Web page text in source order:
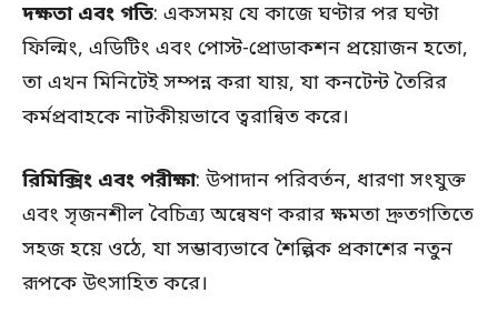
দক্ষতা এবং গতি: একসময় যে কাজে ঘণ্টার পর ঘণ্টা
ফিল্মিং, এডিটিং এবং পোস্ট-প্রোডাকশন প্রয়োজন হতো,
তা এখন মিনিটেই সম্পন্ন করা যায়, যা কনটেন্ট তৈরির
কর্মপ্রবাহকে নাটকীয়ভাবে ত্বরান্বিত করে।
রিমিক্সিং এবং পরীক্ষা: উপাদান পরিবর্তন, ধারণা সংযুক্ত
এবং সৃজনশীল বৈচিত্র্য অন্বেষণ করার ক্ষমতা দ্রুতগতিতে
সহজ হয়ে ওঠে, যা সম্ভাব্যভাবে শৈল্পিক প্রকাশের নতুন
রূপকে উৎসাহিত করে।